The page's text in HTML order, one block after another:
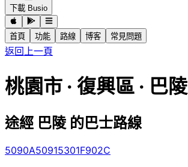
下載 Busio
首頁 功能 路線 博客 常見問題
返回上一頁
桃園市 · 復興區 · 巴陵
途經 巴陵 的巴士路線
5090A50915301F902C